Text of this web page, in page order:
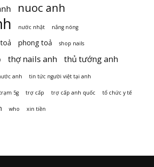
nuoc anh
nước nhật nắng nóng
phong toả shop nails
thợ nails anh thủ tướng anh
anh tin tức người việt tại anh
5g trợ cấp trợ cấp anh quốc tổ chức y tế
who xin tiền